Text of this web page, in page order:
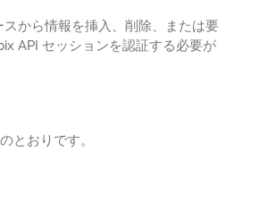
から情報を挿入、削除、または要
API セッションを認証する必要が
とおりです。